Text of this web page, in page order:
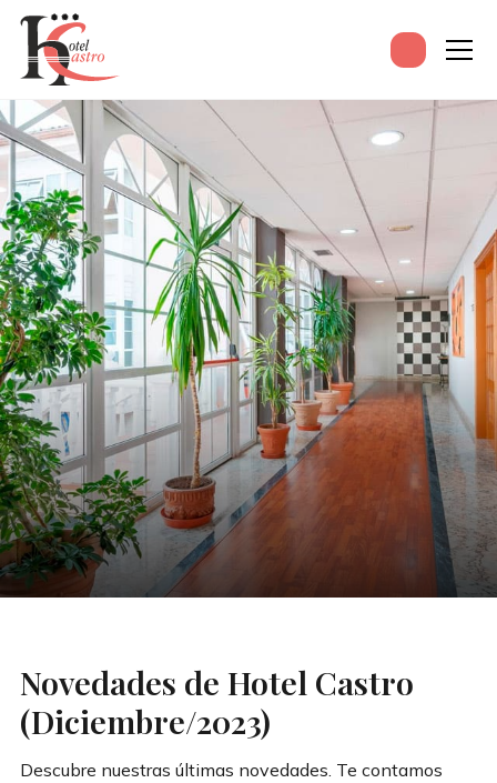
Novedades de Hotel Castro
(Diciembre/2023)
Descubre nuestras últimas novedades. Te contamos